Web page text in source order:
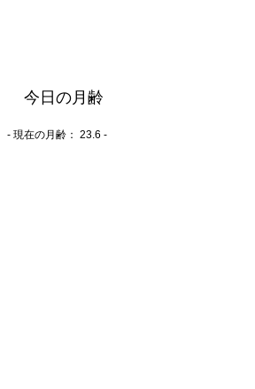
- 現在の月齢： 23.6 -